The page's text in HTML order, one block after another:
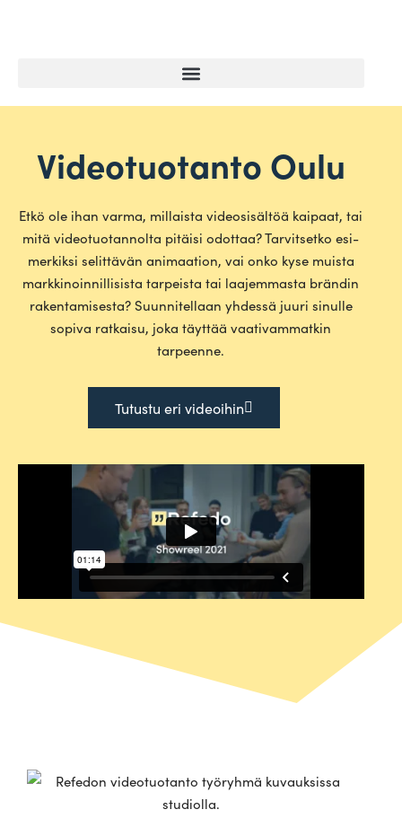
Videotuotanto Oulu
Etkö ole ihan varma, mil­laista video­si­sältöä kaipaat, tai
mitä video­tuo­tan­nolta pitäisi odottaa? Tar­vit­setko esi­
mer­kiksi selit­tävän ani­maation, vai onko kyse muista
mark­ki­noin­nil­li­sista tar­peista tai laa­jem­masta brändin
raken­ta­mi­sesta? Suun­ni­tellaan yhdessä juuri sinulle
sopiva rat­kaisu, joka täyttää vaa­ti­vam­matkin
tarpeenne.
Tutustu eri videoihin